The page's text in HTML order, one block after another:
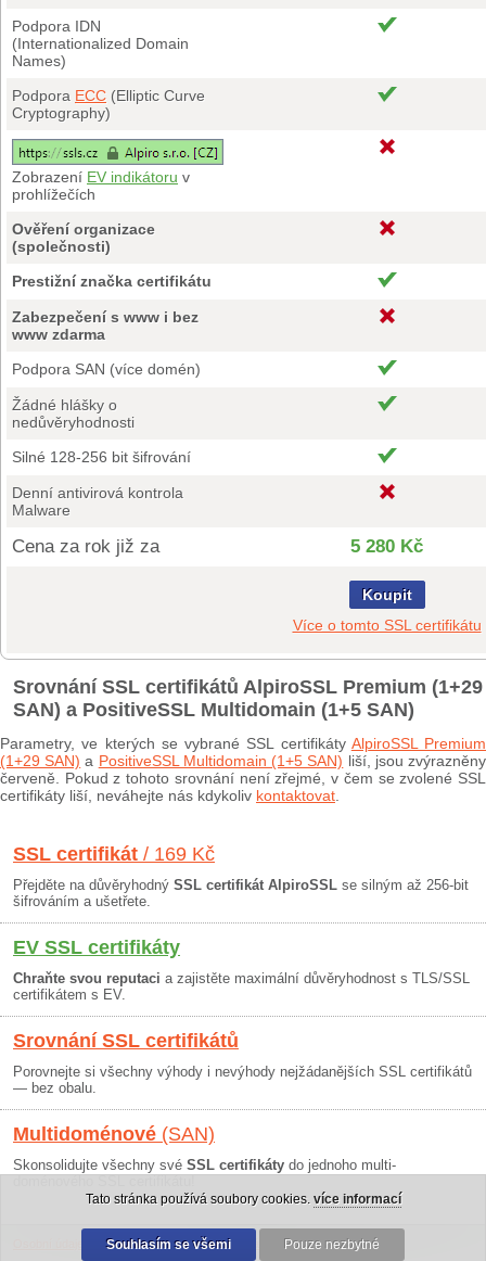
Podpora IDN
(Internationalized Domain
Names)
Podpora ECC (Elliptic Curve
Cryptography)
Zobrazení EV indikátoru v
prohlížečích
Ověření organizace
(společnosti)
Prestižní značka certifikátu
Zabezpečení s www i bez
www zdarma
Podpora SAN (více domén)
Žádné hlášky o
nedůvěryhodnosti
Silné 128-256 bit šifrování
Denní antivirová kontrola
Malware
Cena za rok již za 5 280 Kč
Koupit
Více o tomto SSL certifikátu
Srovnání SSL certifikátů AlpiroSSL Premium (1+29
SAN) a PositiveSSL Multidomain (1+5 SAN)
Parametry, ve kterých se vybrané SSL certifikáty AlpiroSSL Premium
(1+29 SAN) a PositiveSSL Multidomain (1+5 SAN) liší, jsou zvýrazněny
červeně. Pokud z tohoto srovnání není zřejmé, v čem se zvolené SSL
certifikáty liší, neváhejte nás kdykoliv kontaktovat
SSL certifikát / 169 Kč
Přejděte na důvěryhodný SSL certifikát AlpiroSSL se silným až 256-bit
šifrováním a ušetřete.
EV SSL certifikáty
Chraňte svou reputaci a zajistěte maximální důvěryhodnost s TLS/SSL
certifikátem s EV.
Srovnání SSL certifikátů
Porovnejte si všechny výhody i nevýhody nejžádanějších SSL certifikátů
— bez obalu.
Multidoménové (SAN)
Skonsolidujte všechny své SSL certifikáty do jednoho multi-
Obchodní podmínky|30 dní záruka
Tato stránka používá soubory cookies. více informací
Souhlasím se všemi Pouze nezbytné